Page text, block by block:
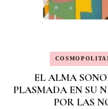
EL ALMA
PLASMADA EN SU
POR LAS